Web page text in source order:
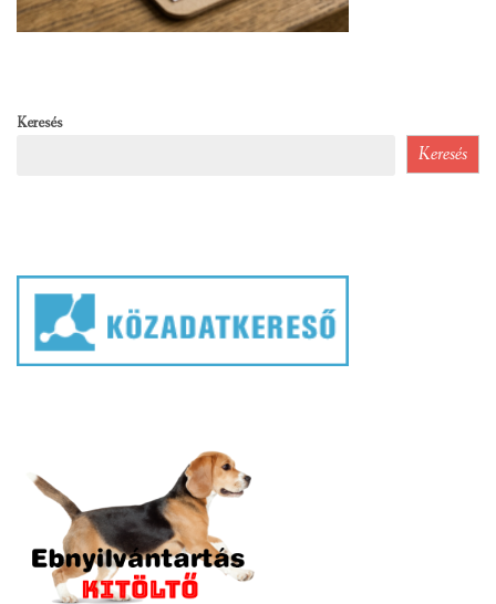
Keresés
Keresés